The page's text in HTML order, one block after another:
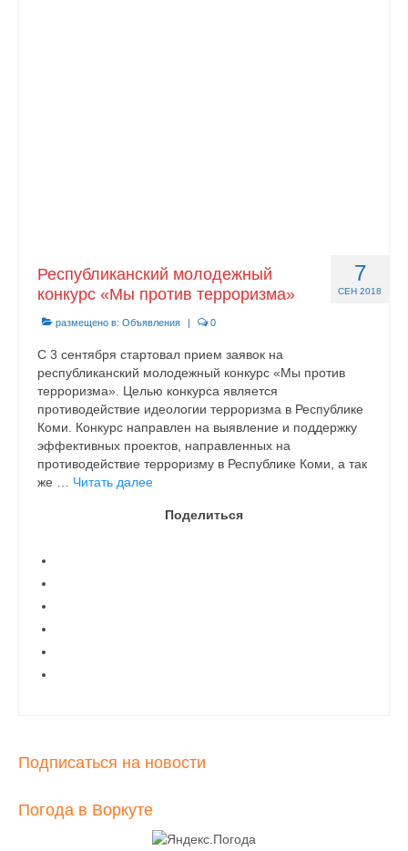
7
СЕН 2018
Республиканский молодежный
конкурс «Мы против терроризма»
размещено в: Объявления | 0
С 3 сентября стартовал прием заявок на
республиканский молодежный конкурс «Мы против
терроризма». Целью конкурса является
противодействие идеологии терроризма в Республике
Коми. Конкурс направлен на выявление и поддержку
эффективных проектов, направленных на
противодействие терроризму в Республике Коми, а так
же … Читать далее
Поделиться
Подписаться на новости
Погода в Воркуте